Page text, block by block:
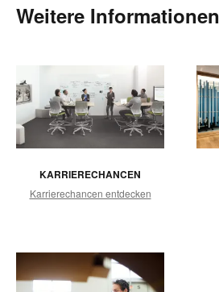
Weitere Informationen
KARRIERECHANCEN
Karrierechancen entdecken